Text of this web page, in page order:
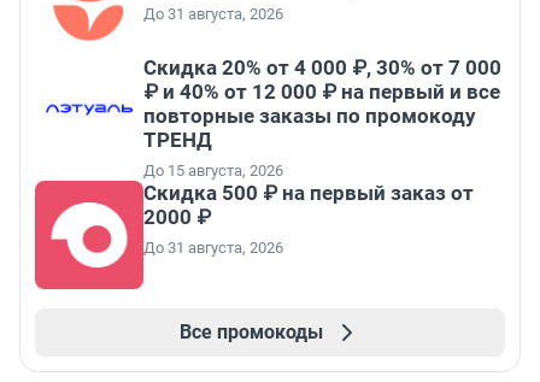
До 31 августа, 2026
Скидка 20% от 4 000 ₽, 30% от 7 000
₽ и 40% от 12 000 ₽ на первый и все
повторные заказы по промокоду
ТРЕНД
До 15 августа, 2026
Скидка 500 ₽ на первый заказ от
2000 ₽
До 31 августа, 2026
Все промокоды